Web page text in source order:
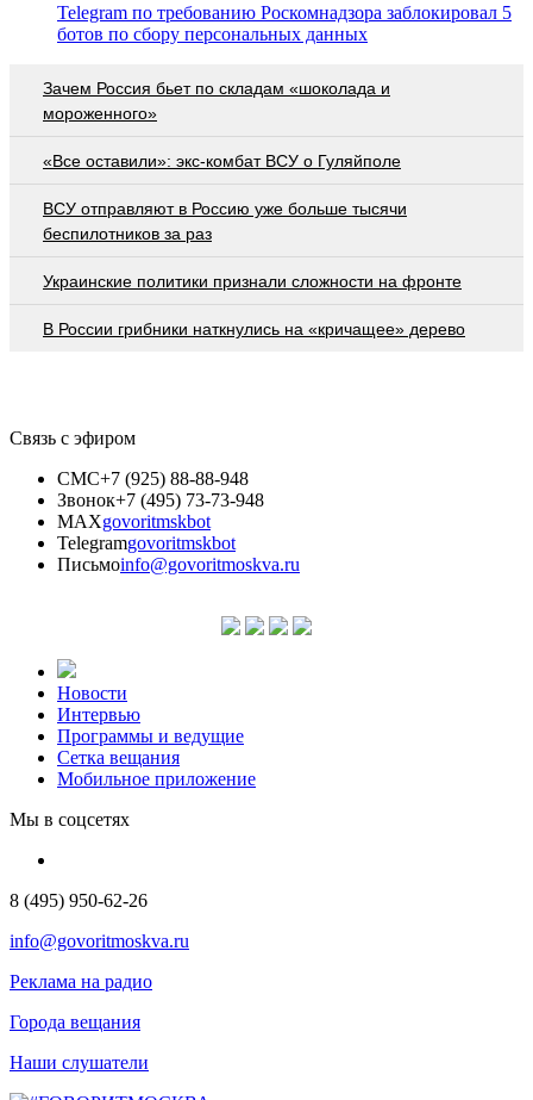
Telegram по требованию Роскомнадзора заблокировал 5
ботов по сбору персональных данных
Зачем Россия бьет по складам «шоколада и
мороженного»
«Все оставили»: экс-комбат ВСУ о Гуляйполе
ВСУ отправляют в Россию уже больше тысячи
беспилотников за раз
Украинские политики признали сложности на фронте
В России грибники наткнулись на «кричащее» дерево
Связь с эфиром
СМС+7 (925) 88-88-948
Звонок+7 (495) 73-73-948
MAXgovoritmskbot
Telegramgovoritmskbot
Письмоinfo@govoritmoskva.ru
Новости
Интервью
Программы и ведущие
Сетка вещания
Мобильное приложение
Мы в соцсетях
8 (495) 950-62-26
info@govoritmoskva.ru
Реклама на радио
Города вещания
Наши слушатели